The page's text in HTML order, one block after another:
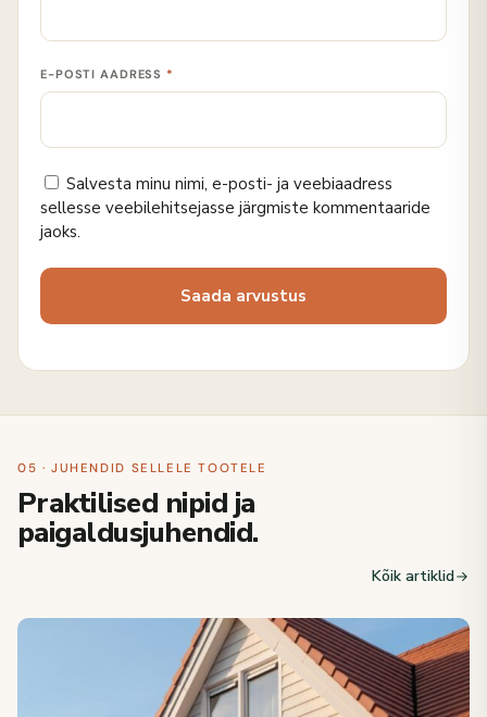
E-POSTI AADRESS *
Salvesta minu nimi, e-posti- ja veebiaadress
sellesse veebilehitsejasse järgmiste kommentaaride
jaoks.
05 · JUHENDID SELLELE TOOTELE
Praktilised nipid ja
paigaldusjuhendid.
Kõik artiklid